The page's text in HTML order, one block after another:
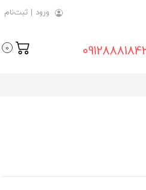
ورود | ثبت‌نام
0